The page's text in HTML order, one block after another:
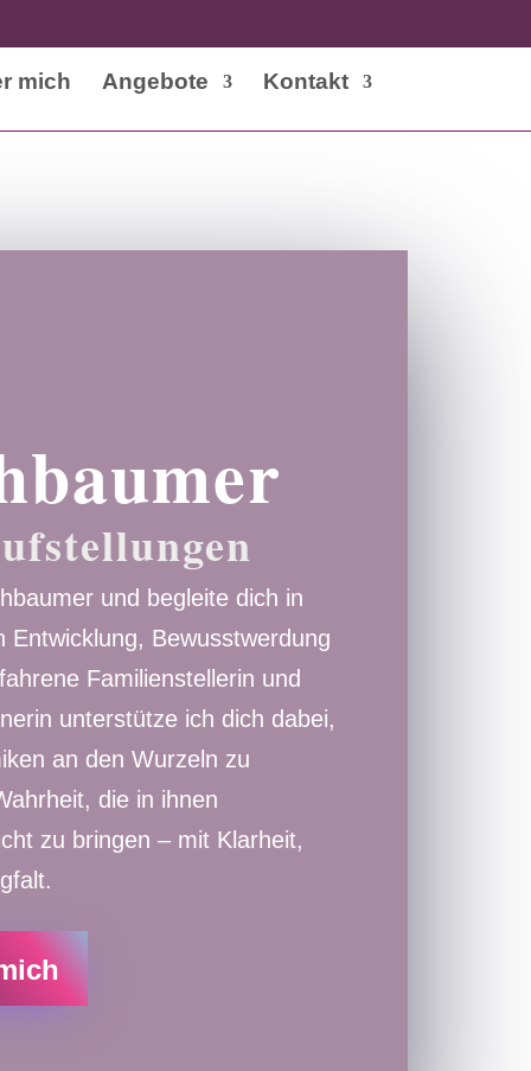
mich Angebote Kontakt
und begleite dich in
Entwicklung, Bewusstwerdung
Familienstellerin und
unterstütze ich dich dabei,
an den Wurzeln zu
die in ihnen
zu bringen – mit Klarheit,